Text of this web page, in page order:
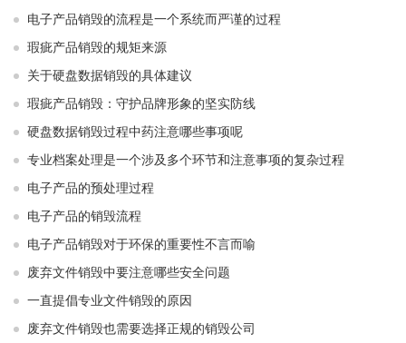
电子产品销毁的流程是一个系统而严谨的过程
瑕疵产品销毁的规矩来源
关于硬盘数据销毁的具体建议
瑕疵产品销毁：守护品牌形象的坚实防线
硬盘数据销毁过程中药注意哪些事项呢
专业档案处理是一个涉及多个环节和注意事项的复杂过程
电子产品的预处理过程
电子产品的销毁流程
电子产品销毁对于环保的重要性不言而喻
废弃文件销毁中要注意哪些安全问题
一直提倡专业文件销毁的原因
废弃文件销毁也需要选择正规的销毁公司